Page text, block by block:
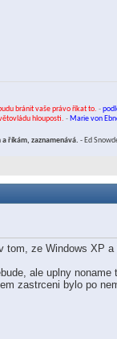
bránit vaše právo říkat to. -
hlouposti. - Marie von
a říkám, zaznamenává. - Ed
tom, ze Windows XP
ale uplny
zastrceni bylo po